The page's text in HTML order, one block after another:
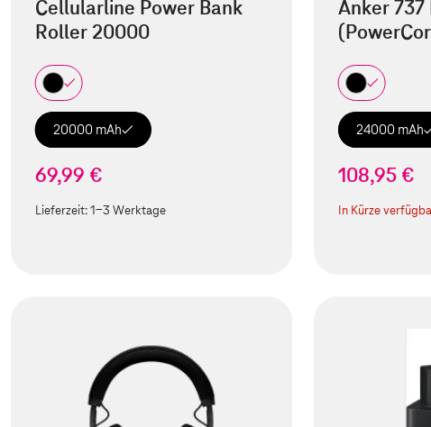
Cellularline Power Bank
Roller 20000
20000 mAh
69,99 €
Lieferzeit:1-3 Werktage
Anker 737
24000 mAh
108,95 €
In Kürze